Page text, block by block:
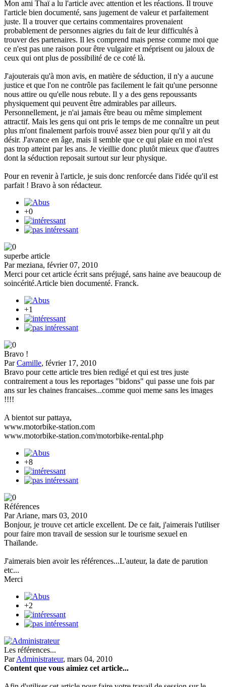
Mon ami Thaï a lu l'article avec attention et les réactions. Il trouve
l'article bien documenté, sans jugement de valeur et parfaitement
juste. Il a trouver que certains commentaires provenaient
probablement de personnes aigries du fait de leur difficultés à
trouver des partenaires. Il les comprend mais pense comme moi que
ce n'est pas une raison pour être vulgaire et méprisent ou jaloux de
ceux qui ont plus de possibilité de ce coté là.
J'ajouterais qu'à mon avis, en matière de séduction, il n'y a aucune
justice et que l'on ne contrôle pas facilement le fait qu'une personne
nous attire ou qu'elle nous rebute. Il y a des gens repoussants
physiquement qui peuvent être admirables par ailleurs.
Personnellement, je n'ai jamais être beau ou même simplement
attractif. Mais les gens qui ont pris le temps de me connaître un peut
plus m'ont finalement parfois trouvé assez bien pour qu'il y ait du
désir. J'avance en âge, mais il semble que ce qui plaie en moi n'est
pas trop atteint par les ans. Je vieillie donc plutôt mieux que d'autres
dont la séduction reposait surtout sur leur physique.
Pour en revenir à l'article, je suis donc renforcée dans l'idée qu'il est
parfait ! Bravo à son rédacteur.
+0
superbe article
Par meziana, février 07, 2010
Merci pour cet article écrit sans préjugé, sans haine ave beaucoup de
soincérité.Article bien documenté. Franck.
+1
Bravo !
ParCamille, février 17, 2010
Bravo pour cette article tres bien redigé et qui est tres juste
contrairement a tous les reportages "bidons" qui passe une fois par
ans sur les chaines francaises...comme quoi meme sans les images
!!!!
A bientot sur pattaya,
www.motorbike-station.com
www.motorbike-station.com/motorbike-rental.php
+8
Références
Par Ariane, mars 03, 2010
Bonjour, je trouve cet article excellent. De ce fait, j'aimerais l'utiliser
pour faire mon travail de session sur le tourisme sexuel en
Thaïlande.
J'aimerais bien avoir les références...L'auteur, la date de parution
etc...
Merci
+2
Les références...
ParAdministrateur, mars 04, 2010
Content que vous aimiez cet article...